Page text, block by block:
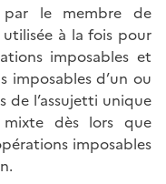
par le membre de
à la fois pour
imposables et
imposables d’un ou
de l’assujetti unique
dès lors que
imposables